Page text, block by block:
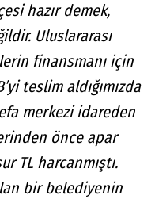
hazır demek,
Uluslararası
finansmanı için
teslim aldığımızda
merkezi idareden
önce apar
TL harcanmıştı.
bir belediyenin